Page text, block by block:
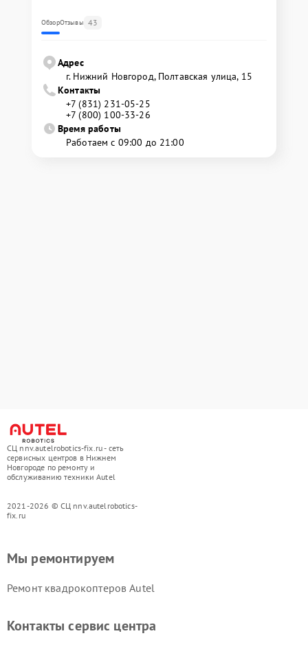
ОбзорОтзывы 43
Адрес
г. Нижний Новгород, Полтавская улица, 15
Контакты
+7 (831) 231-05-25
+7 (800) 100-33-26
Время работы
Работаем с 09:00 до 21:00
СЦ nnv.autelrobotics-fix.ru - сеть
сервисных центров в Нижнем
Новгороде по ремонту и
обслуживанию техники Autel
2021-2026 © СЦ nnv.autelrobotics-
fix.ru
Мы ремонтируем
Ремонт квадрокоптеров Autel
Контакты сервис центра